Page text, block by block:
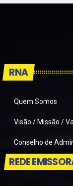
RNA
Quem Somos
Visão / Missão /
Conselho de
REDE